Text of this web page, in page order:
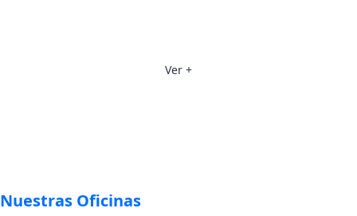
Ver +
Nuestras Oficinas